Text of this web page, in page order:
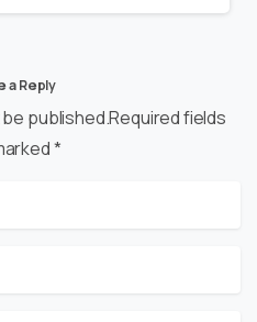
a Reply
published.Required fields
*